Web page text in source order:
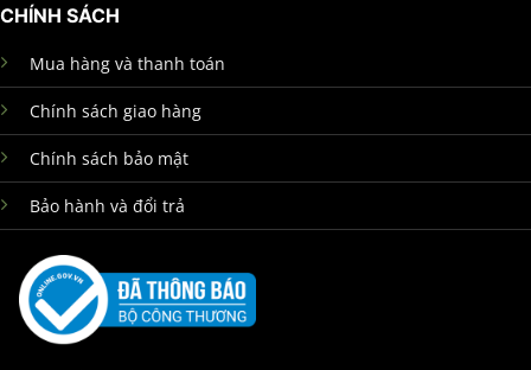
CHÍNH SÁCH
Mua hàng và thanh toán
Chính sách giao hàng
Chính sách bảo mật
Bảo hành và đổi trả